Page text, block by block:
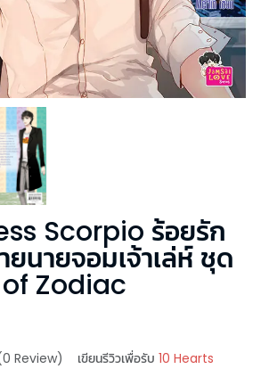
Scorpio ร้อยรัก
ยนายจอมเจ้าเล่ห์ ชุด
Zodiac
0 Review) เขียนรีวิวเพื่อรับ 10 Hearts